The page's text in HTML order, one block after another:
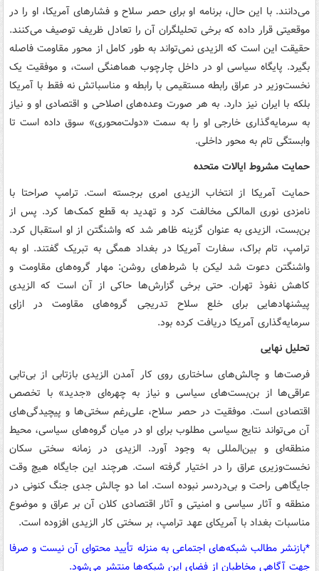
می‌دانند. با این حال، برنامه او برای حصر سلاح و فشارهای آمریکا، او را در
موقعیتی قرار داده که برخی تحلیلگران آن را تعادل ظریف توصیف می‌کنند.
حقیقت این است که الزیدی نمی‌تواند به طور کامل از محور مقاومت فاصله
بگیرد. پایگاه سیاسی‌ او در داخل چارچوب هماهنگی است، و موفقیت یک
نخست‌وزیر در عراق رابطه مستقیمی با رابطه و مناسباتش نه فقط با آمریکا
بلکه با ایران نیز دارد. به هر صورت وعده‌های اصلاحی و اقتصادی او و نیاز
به سرمایه‌گذاری خارجی او را به سمت «دولت‌محوری» سوق داده است تا
وابستگی تام به محور داخلی.
حمایت مشروط ایالات متحده
حمایت آمریکا از انتخاب الزیدی امری برجسته است. ترامپ صراحتا با
نامزدی نوری المالکی مخالفت کرد و تهدید به قطع کمک‌ها کرد. پس از
بن‌بست، الزیدی به عنوان گزینه ظاهر شد که واشنگتن از او استقبال کرد.
ترامپ، تام براک، سفارت آمریکا در بغداد همگی به تبریک گفتند. او به
واشنگتن دعوت شد لیکن با شرط‌های روشن: مهار گروه‌های مقاومت و
کاهش نفوذ تهران. حتی برخی گزارش‌ها حاکی از آن است که الزیدی
پیشنهادهایی برای خلع سلاح تدریجی گروه‌های مقاومت در ازای
سرمایه‌گذاری آمریکا دریافت کرده بود.
تحلیل نهایی
فرصت‌ها و چالش‌های ساختاری روی کار آمدن الزیدی بازتابی از بی‌تابی
عراقی‌ها از بن‌بست‌های سیاسی و نیاز به چهره‌ای «جدید» با تخصص
اقتصادی است. موفقیت در حصر سلاح، علی‌رغم سختی‌ها و پیچیدگی‌های
آن می‌تواند نتایج سیاسی مطلوب برای او در میان گروه‌های سیاسی، محیط
منطقه‌ای و بین‌المللی به وجود آورد. الزیدی در زمانه سختی سکان
نخست‌وزیری عراق را در اختیار گرفته است. هرچند این جایگاه هیچ وقت
جایگاهی راحت و بی‌دردسر نبوده است. اما دو چالش جدی جنگ کنونی در
منطقه و آثار سیاسی و امنیتی و آثار اقتصادی کلان آن بر عراق و موضوع
مناسبات بغداد با آمریکای عهد ترامپ، بر سختی کار الزیدی افزوده است.
*بازنشر مطالب شبکه‌های اجتماعی به منزله تأیید محتوای آن نیست و صرفا
جهت آگاهی مخاطبان از فضای این شبکه‌ها منتشر می‌شود.